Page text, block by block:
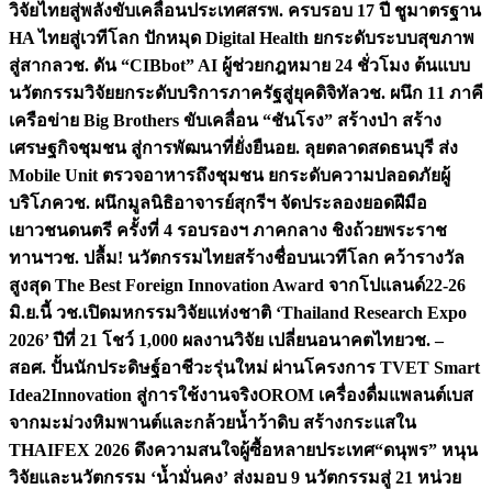
วิจัยไทยสู่พลังขับเคลื่อนประเทศสรพ. ครบรอบ 17 ปี ชูมาตรฐาน
HA ไทยสู่เวทีโลก ปักหมุด Digital Health ยกระดับระบบสุขภาพ
สู่สากลวช. ดัน “CIBbot” AI ผู้ช่วยกฎหมาย 24 ชั่วโมง ต้นแบบ
นวัตกรรมวิจัยยกระดับบริการภาครัฐสู่ยุคดิจิทัลวช. ผนึก 11 ภาคี
เครือข่าย Big Brothers ขับเคลื่อน “ชันโรง” สร้างป่า สร้าง
เศรษฐกิจชุมชน สู่การพัฒนาที่ยั่งยืนอย. ลุยตลาดสดธนบุรี ส่ง
Mobile Unit ตรวจอาหารถึงชุมชน ยกระดับความปลอดภัยผู้
บริโภควช. ผนึกมูลนิธิอาจารย์สุกรีฯ จัดประลองยอดฝีมือ
เยาวชนดนตรี ครั้งที่ 4 รอบรองฯ ภาคกลาง ชิงถ้วยพระราช
ทานฯวช. ปลื้ม! นวัตกรรมไทยสร้างชื่อบนเวทีโลก คว้ารางวัล
สูงสุด The Best Foreign Innovation Award จากโปแลนด์22-26
มิ.ย.นี้ วช.เปิดมหกรรมวิจัยแห่งชาติ ‘Thailand Research Expo
2026’ ปีที่ 21 โชว์ 1,000 ผลงานวิจัย เปลี่ยนอนาคตไทยวช. –
สอศ. ปั้นนักประดิษฐ์อาชีวะรุ่นใหม่ ผ่านโครงการ TVET Smart
Idea2Innovation สู่การใช้งานจริงOROM เครื่องดื่มแพลนต์เบส
จากมะม่วงหิมพานต์และกล้วยน้ำว้าดิบ สร้างกระแสใน
THAIFEX 2026 ดึงความสนใจผู้ซื้อหลายประเทศ“ดนุพร” หนุน
วิจัยและนวัตกรรม ‘น้ำมั่นคง’ ส่งมอบ 9 นวัตกรรมสู่ 21 หน่วย